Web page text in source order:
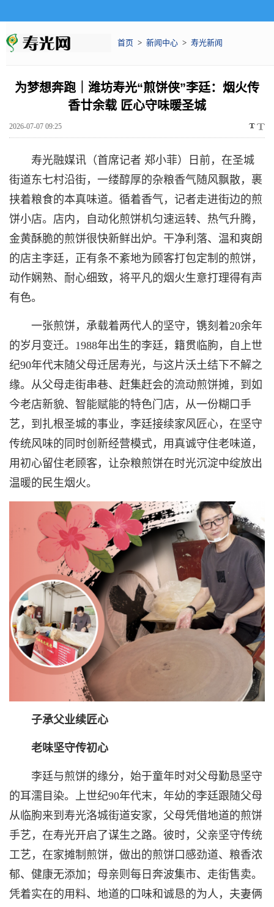
首页 > 新闻中心 > 寿光新闻
为梦想奔跑｜潍坊寿光“煎饼侠”李廷：烟火传
香廿余载 匠心守味暖圣城
2026-07-07 09:25
寿光融媒讯（首席记者 郑小菲）日前，在圣城
街道东七村沿街，一缕醇厚的杂粮香气随风飘散，裹
挟着粮食的本真味道。循着香气，记者走进街边的煎
饼小店。店内，自动化煎饼机匀速运转、热气升腾，
金黄酥脆的煎饼很快新鲜出炉。干净利落、温和爽朗
的店主李廷，正有条不紊地为顾客打包定制的煎饼，
动作娴熟、耐心细致，将平凡的烟火生意打理得有声
有色。
一张煎饼，承载着两代人的坚守，镌刻着20余年
的岁月变迁。1988年出生的李廷，籍贯临朐，自上世
纪90年代末随父母迁居寿光，与这片沃土结下不解之
缘。从父母走街串巷、赶集赶会的流动煎饼摊，到如
今老店新貌、智能赋能的特色门店，从一份糊口手
艺，到扎根圣城的事业，李廷接续家风匠心，在坚守
传统风味的同时创新经营模式，用真诚守住老味道，
用初心留住老顾客，让杂粮煎饼在时光沉淀中绽放出
温暖的民生烟火。
子承父业续匠心
老味坚守传初心
李廷与煎饼的缘分，始于童年时对父母勤恳坚守
的耳濡目染。上世纪90年代末，年幼的李廷跟随父母
从临朐来到寿光洛城街道安家，父母凭借地道的煎饼
手艺，在寿光开启了谋生之路。彼时，父亲坚守传统
工艺，在家摊制煎饼，做出的煎饼口感劲道、粮香浓
郁、健康无添加；母亲则每日奔波集市、走街售卖。
凭着实在的用料、地道的口味和诚恳的为人，夫妻俩